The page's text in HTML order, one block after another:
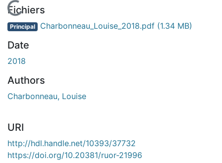
En cours de chargement...
Fichiers
Principal Charbonneau_Louise_2018.pdf (1.34 MB)
Date
2018
Authors
Charbonneau, Louise
URI
http://hdl.handle.net/10393/37732
https://doi.org/10.20381/ruor-21996